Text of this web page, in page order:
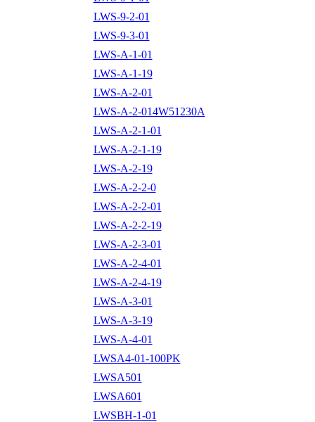
LWS-9-2-01
LWS-9-3-01
LWS-A-1-01
LWS-A-1-19
LWS-A-2-01
LWS-A-2-014W51230A
LWS-A-2-1-01
LWS-A-2-1-19
LWS-A-2-19
LWS-A-2-2-0
LWS-A-2-2-01
LWS-A-2-2-19
LWS-A-2-3-01
LWS-A-2-4-01
LWS-A-2-4-19
LWS-A-3-01
LWS-A-3-19
LWS-A-4-01
LWSA4-01-100PK
LWSA501
LWSA601
LWSBH-1-01